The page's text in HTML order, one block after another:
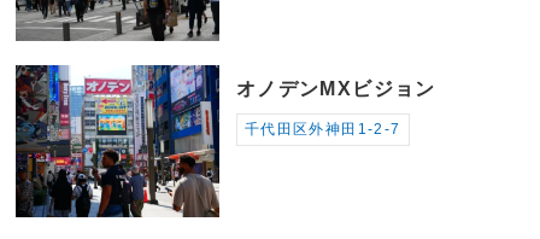
オノデンMXビジョン
千代田区外神田1-2-7